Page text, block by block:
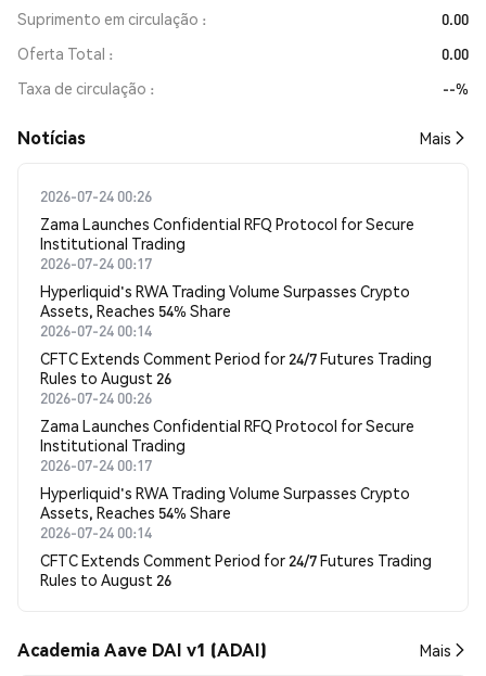
Suprimento em circulação
0.00
Oferta Total
0.00
Taxa de circulação
--%
​​Notícias​​ Mais
2026-07-24 00:26
Zama Launches Confidential RFQ Protocol for Secure
Institutional Trading
2026-07-24 00:17
Hyperliquid's RWA Trading Volume Surpasses Crypto
Assets, Reaches 54% Share
2026-07-24 00:14
CFTC Extends Comment Period for 24/7 Futures Trading
Rules to August 26
2026-07-24 00:26
Zama Launches Confidential RFQ Protocol for Secure
Institutional Trading
2026-07-24 00:17
Hyperliquid's RWA Trading Volume Surpasses Crypto
Assets, Reaches 54% Share
2026-07-24 00:14
CFTC Extends Comment Period for 24/7 Futures Trading
Rules to August 26
Academia Aave DAI v1 (ADAI) Mais